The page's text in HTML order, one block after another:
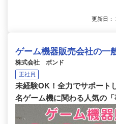
更新日
ゲーム機器販売会社の一
株式会社 ボンド
正社員
未経験OK！全力でサポート
名ゲーム機に関わる人気の「